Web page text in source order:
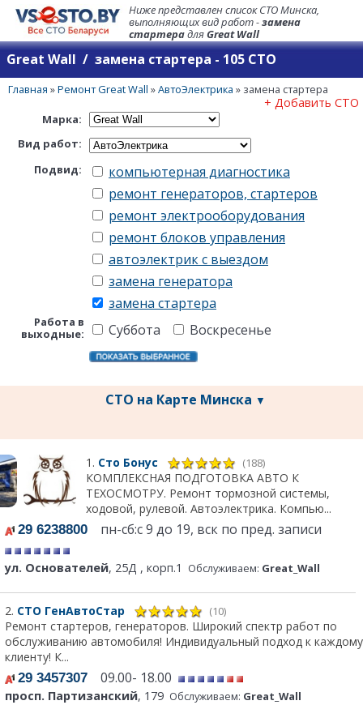
Ниже представлен список СТО Минска,
выполняющих вид работ -замена
стартерадляGreat Wall
Great Wall / замена стартера - 105 СТО
Главная »Ремонт Great Wall »АвтоЭлектрика » замена стартера
+ Добавить СТО
Марка:
Вид работ:
Подвид:
компьютерная диагностика
ремонт генераторов, стартеров
ремонт электрооборудования
ремонт блоков управления
автоэлектрик с выездом
замена генератора
замена стартера
Работа в
выходные:
Суббота Воскресенье
СТО на Карте Минска ▼
1. Сто Бонус (188)
КОМПЛЕКСНАЯ ПОДГОТОВКА АВТО К
ТЕХОСМОТРУ. Ремонт тормозной системы,
ходовой, рулевой. Автоэлектрика. Компью...
29 6238800 пн-сб:с 9 до 19, вск по пред. записи
ул. Основателей, 25Д , корп.1 Обслуживаем: Great_Wall
2. СТО ГенАвтоСтар (10)
Ремонт стартеров, генераторов. Широкий спектр работ по
обслуживанию автомобиля! Индивидуальный подход к каждому
клиенту! К...
29 3457307 09.00- 18.00
просп. Партизанский, 179 Обслуживаем: Great_Wall